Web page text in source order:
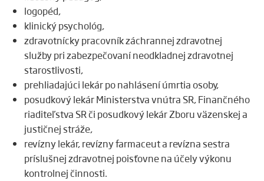
logopéd,
klinický psychológ,
zdravotnícky pracovník záchrannej zdravotnej
služby pri zabezpečovaní neodkladnej zdravotnej
starostlivosti,
prehliadajúci lekár po nahlásení úmrtia osoby,
posudkový lekár Ministerstva vnútra SR, Finančného
riaditeľstva SR či posudkový lekár Zboru väzenskej a
justičnej stráže,
revízny lekár, revízny farmaceut a revízna sestra
príslušnej zdravotnej poisťovne na účely výkonu
kontrolnej činnosti.